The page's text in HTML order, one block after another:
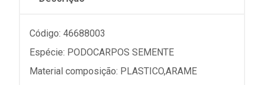
Código: 46688003
Espécie: PODOCARPOS SEMENTE
Material composição: PLASTICO,ARAME